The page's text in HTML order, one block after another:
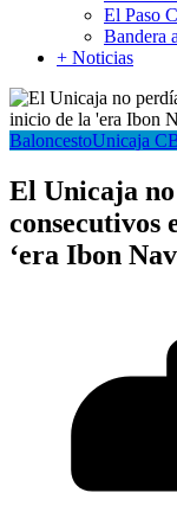
El Paso
Bandera
+ Noticias
BaloncestoUnicaja
El Unicaja
consecutivos
‘era Ibon